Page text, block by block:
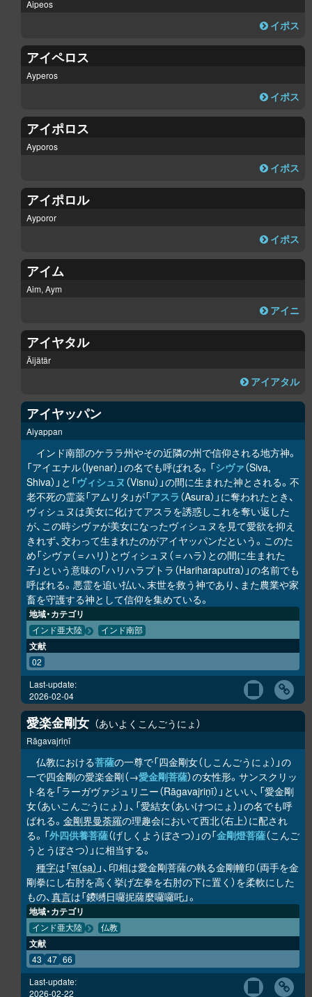
Aipeos
イポス
アイペロス
Ayperos
イポス
アイポロス
Ayporos
イポス
アイポロル
Ayporor
イポス
アイム
Aim, Aym
アイニ
アイヤタル
Äijätär
アイアタル
アイヤッパン
Aiyappan
インド南部のケララ州やその近隣の州で信仰される地方神。
「アイエナル（Iyenar）」の名でも呼ばれる。「シヴァ（Siva,
Shiva）」と「ヴィシュヌ （Visnu）」の間に生まれた神とされる。不
老不死の霊薬「アムリタ」が「アスラ （Asura）」に奪われたとき、
ヴィシュヌは美女に化けてアスラを誘惑しこれを奪い返した
が、この時シヴァが美女になったヴィシュヌを見て愛欲を抑え
きれず、交わって生まれたのがアイヤッパンだという。このた
め「シヴァ（＝ハリ）とヴィシュヌ（＝ハラ）との間に生まれた
子」という意味の「ハリハラプトラ（Hariharaputra）」の名前でも
呼ばれる。悪霊を追い払い、末世を救う神であり、また農業や家
畜を守護する神として信仰を集めている。
地域・カテゴリ
インド亜大陸 インド南部
文献
02
Last-update:
2026-02-04
愛楽金剛女 あいよくこんごうにょ
Rāgavajriṇī
仏教における菩薩の一尊で「四金剛女（しこんごうにょ）」の
一で四金剛の愛楽金剛（→愛金剛菩薩）の女性形。サンスクリッ
ト名を「ラーガヴァジュリニー（Rāgavajriṇī）」といい、「愛金剛
女（あいこんごうにょ）」、「愛結女（あいけつにょ）」の名でも呼
ばれる。 金剛界曼荼羅の理趣会において西北（右上）に配され
る。「外四供養菩薩（げしくようぼさつ）」の「金剛燈菩薩（こんご
うとうぼさつ）」に相当する。
種字は「स（sa） 」、印相は愛金剛菩薩の執る金剛幢印（両手を金
剛拳にし右肘を高く挙げ左拳を右肘の下に置く）を柔軟にした
もの、真言は「鑁嚩日囉抳薩麼囉囉吒」。
地域・カテゴリ
インド亜大陸 仏教
文献
43 47 66
Last-update:
2026-02-22